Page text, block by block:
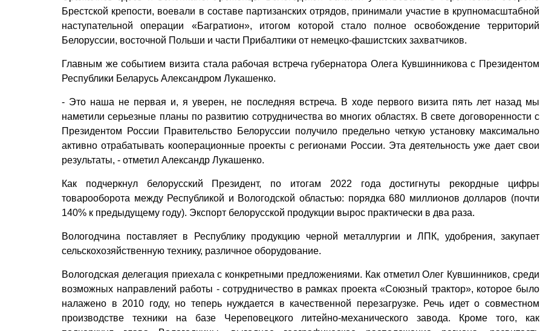
Брестской крепости, воевали в составе партизанских отрядов, принимали участие в крупномасштабной
наступательной операции «Багратион», итогом которой стало полное освобождение территорий
Белоруссии, восточной Польши и части Прибалтики от немецко-фашистских захватчиков.
Главным же событием визита стала рабочая встреча губернатора Олега Кувшинникова с Президентом
Республики Беларусь Александром Лукашенко.
- Это наша не первая и, я уверен, не последняя встреча. В ходе первого визита пять лет назад мы
наметили серьезные планы по развитию сотрудничества во многих областях. В свете договоренности с
Президентом России Правительство Белоруссии получило предельно четкую установку максимально
активно отрабатывать кооперационные проекты с регионами России. Эта деятельность уже дает свои
результаты, - отметил Александр Лукашенко.
Как подчеркнул белорусский Президент, по итогам 2022 года достигнуты рекордные цифры
товарооборота между Республикой и Вологодской областью: порядка 680 миллионов долларов (почти
140% к предыдущему году). Экспорт белорусской продукции вырос практически в два раза.
Вологодчина поставляет в Республику продукцию черной металлургии и ЛПК, удобрения, закупает
сельскохозяйственную технику, различное оборудование.
Вологодская делегация приехала с конкретными предложениями. Как отметил Олег Кувшинников, среди
возможных направлений работы - сотрудничество в рамках проекта «Союзный трактор», которое было
налажено в 2010 году, но теперь нуждается в качественной перезагрузке. Речь идет о совместном
производстве техники на базе Череповецкого литейно-механического завода. Кроме того, как